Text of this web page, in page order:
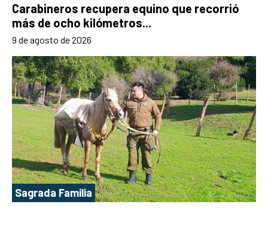
Carabineros recupera equino que recorrió
más de ocho kilómetros...
9 de agosto de 2026
Sagrada Familia